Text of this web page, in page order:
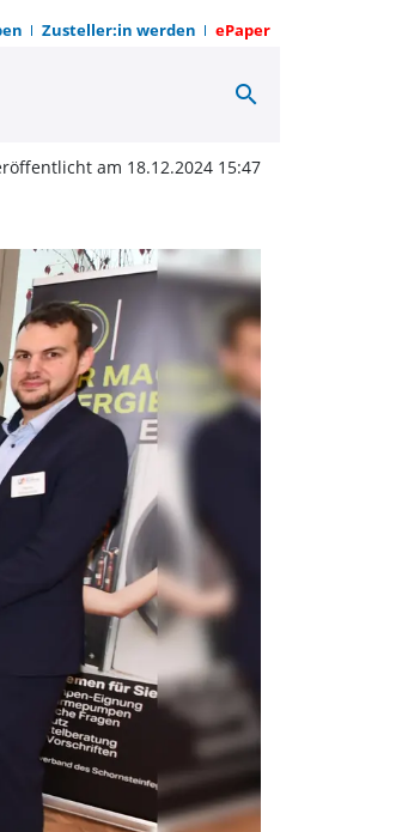
Zusteller:in werden ePaper
lockte
search
am 18.12.2024 15:47